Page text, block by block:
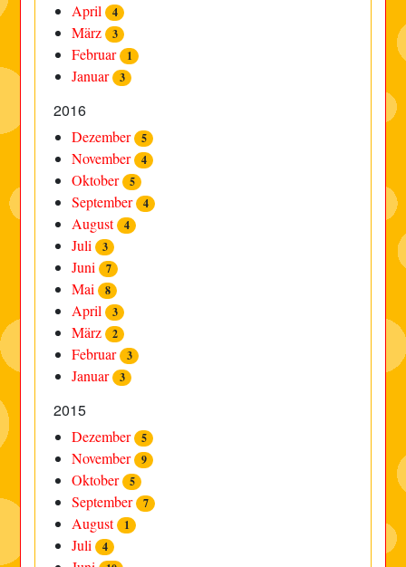
April 4
März 3
Februar 1
Januar 3
2016
Dezember 5
November 4
Oktober 5
September 4
August 4
Juli 3
Juni 7
Mai 8
April 3
März 2
Februar 3
Januar 3
2015
Dezember 5
November 9
Oktober 5
September 7
August 1
Juli 4